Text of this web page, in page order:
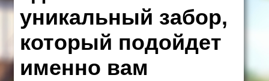
уникальный забор,
который подойдет
именно вам